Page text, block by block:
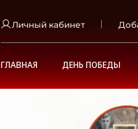
Личный кабинет
ГЛАВНАЯ ДЕНЬ ПОБЕДЫ